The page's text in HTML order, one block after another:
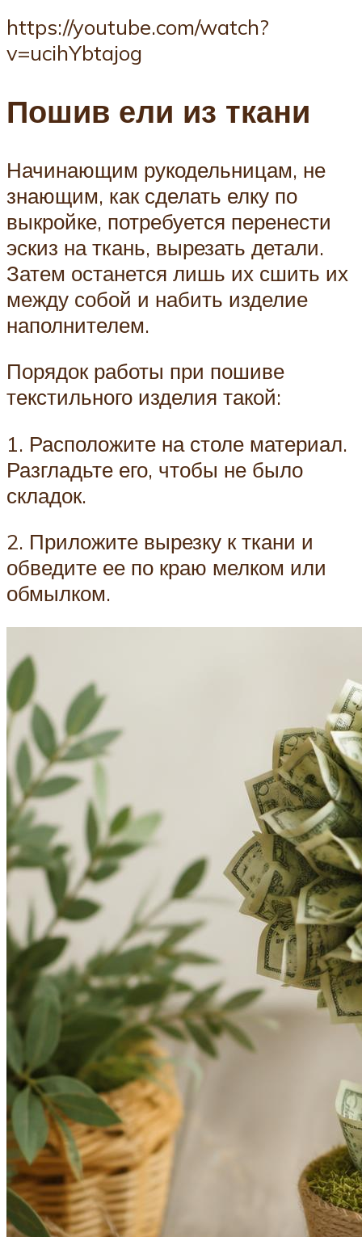
https://youtube.com/watch?
v=ucihYbtajog
Пошив ели из ткани
Начинающим рукодельницам, не
знающим, как сделать елку по
выкройке, потребуется перенести
эскиз на ткань, вырезать детали.
Затем останется лишь их сшить их
между собой и набить изделие
наполнителем.
Порядок работы при пошиве
текстильного изделия такой:
1. Расположите на столе материал.
Разгладьте его, чтобы не было
складок.
2. Приложите вырезку к ткани и
обведите ее по краю мелком или
обмылком.